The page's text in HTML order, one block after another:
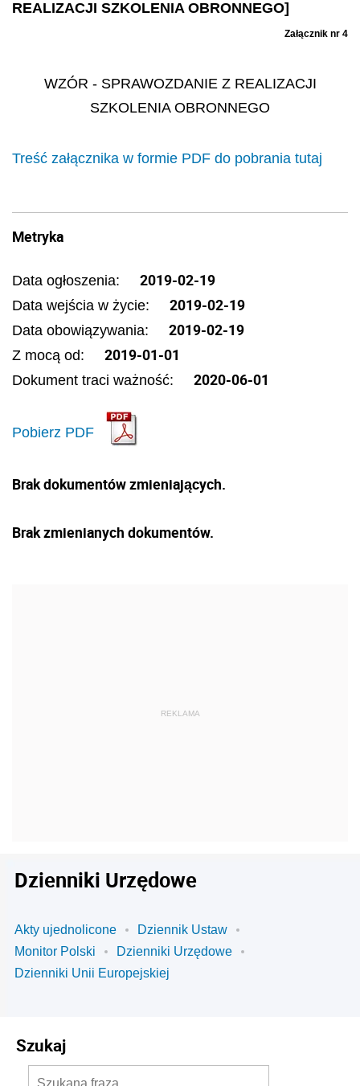
REALIZACJI SZKOLENIA OBRONNEGO]
Załącznik nr 4
WZÓR - SPRAWOZDANIE Z REALIZACJI
SZKOLENIA OBRONNEGO
Treść załącznika w formie PDF do pobrania tutaj
Metryka
Data ogłoszenia: 2019-02-19
Data wejścia w życie: 2019-02-19
Data obowiązywania: 2019-02-19
Z mocą od: 2019-01-01
Dokument traci ważność: 2020-06-01
Pobierz PDF
Brak dokumentów zmieniających.
Brak zmienianych dokumentów.
Dzienniki Urzędowe
Akty ujednolicone
Dziennik Ustaw
Monitor Polski
Dzienniki Urzędowe
Dzienniki Unii Europejskiej
Szukaj